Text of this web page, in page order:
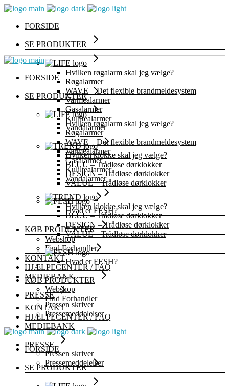
FORSIDE
SE PRODUKTER
Hvilken røgalarm skal jeg vælge?
Røgalarmer
WAVE – Det flexible brandmeldesystem
Varmealarmer
Gasalarmer
Kuliltealarmer
Vandalarmer
Hvilken klokke skal jeg vælge?
BLUU – Trådløse dørklokker
DESIGN – Trådløse dørklokker
VALUE – Trådløse dørklokker
Hvad er FESH?
KØB PRODUKTER
Webshop
Find Forhandler
KONTAKT
HJÆLPECENTER / FAQ
MEDIEBANK
PRESSE
Pressen skriver
Pressemeddelelser
FORSIDE
SE PRODUKTER
FORSIDE
SE PRODUKTER
Hvilken røgalarm skal jeg vælge?
Røgalarmer
WAVE – Det flexible brandmeldesystem
Varmealarmer
Gasalarmer
Kuliltealarmer
Vandalarmer
Hvilken klokke skal jeg vælge?
BLUU – Trådløse dørklokker
DESIGN – Trådløse dørklokker
VALUE – Trådløse dørklokker
Hvad er FESH?
KØB PRODUKTER
Webshop
Find Forhandler
KONTAKT
HJÆLPECENTER / FAQ
MEDIEBANK
PRESSE
Pressen skriver
Pressemeddelelser